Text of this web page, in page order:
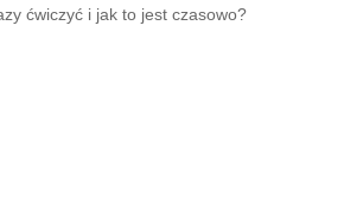
ćwiczyć i jak to jest czasowo?